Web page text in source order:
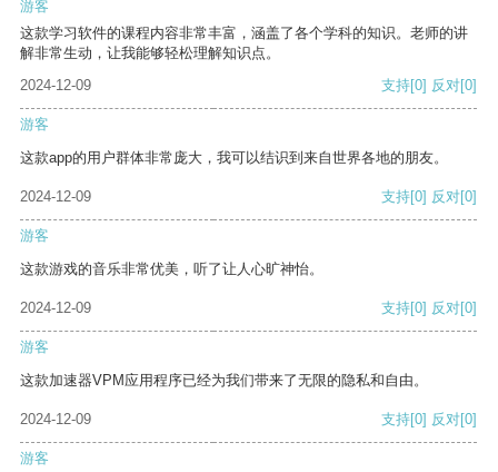
游客
这款学习软件的课程内容非常丰富，涵盖了各个学科的知识。老师的讲
解非常生动，让我能够轻松理解知识点。
2024-12-09
支持[0] 反对[0]
游客
这款app的用户群体非常庞大，我可以结识到来自世界各地的朋友。
2024-12-09 支持[0] 反对[0]
游客
这款游戏的音乐非常优美，听了让人心旷神怡。
2024-12-09 支持[0] 反对[0]
游客
这款加速器VPM应用程序已经为我们带来了无限的隐私和自由。
2024-12-09 支持[0] 反对[0]
游客